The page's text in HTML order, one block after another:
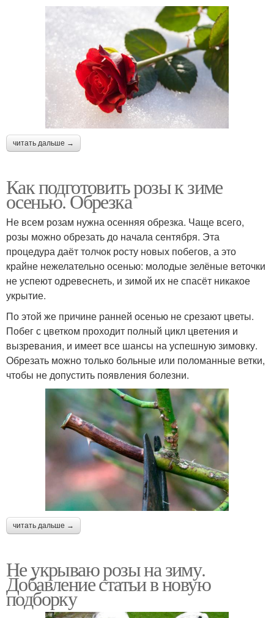
читать дальше →
Как подготовить розы к зиме
осенью. Обрезка
Не всем розам нужна осенняя обрезка. Чаще всего,
розы можно обрезать до начала сентября. Эта
процедура даёт толчок росту новых побегов, а это
крайне нежелательно осенью: молодые зелёные веточки
не успеют одревеснеть, и зимой их не спасёт никакое
укрытие.
По этой же причине ранней осенью не срезают цветы.
Побег с цветком проходит полный цикл цветения и
вызревания, и имеет все шансы на успешную зимовку.
Обрезать можно только больные или поломанные ветки,
чтобы не допустить появления болезни.
читать дальше →
Не укрываю розы на зиму.
Добавление статьи в новую
подборку